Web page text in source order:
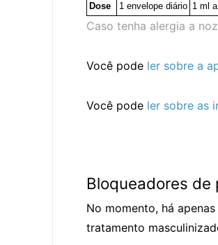
Dose
1 envelope diário 1 ml
Caso tenha alergia a
Você pode ler sobre a
Você pode ler sobre as
Bloqueadores de
No momento, há
tratamento